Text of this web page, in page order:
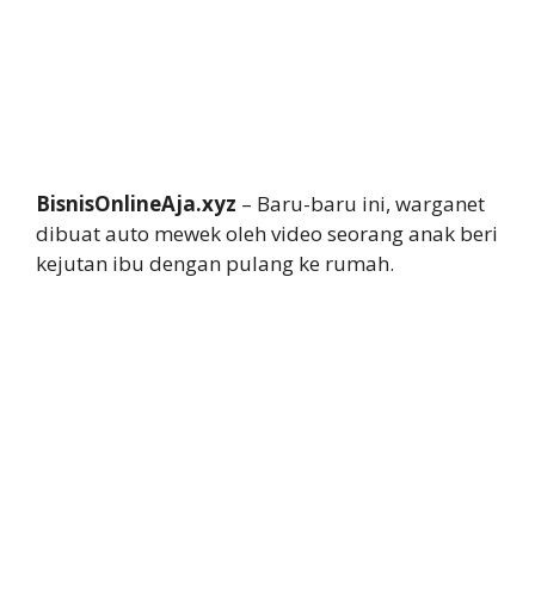
BisnisOnlineAja.xyz – Baru-baru ini, warganet
dibuat auto mewek oleh video seorang anak beri
kejutan ibu dengan pulang ke rumah.